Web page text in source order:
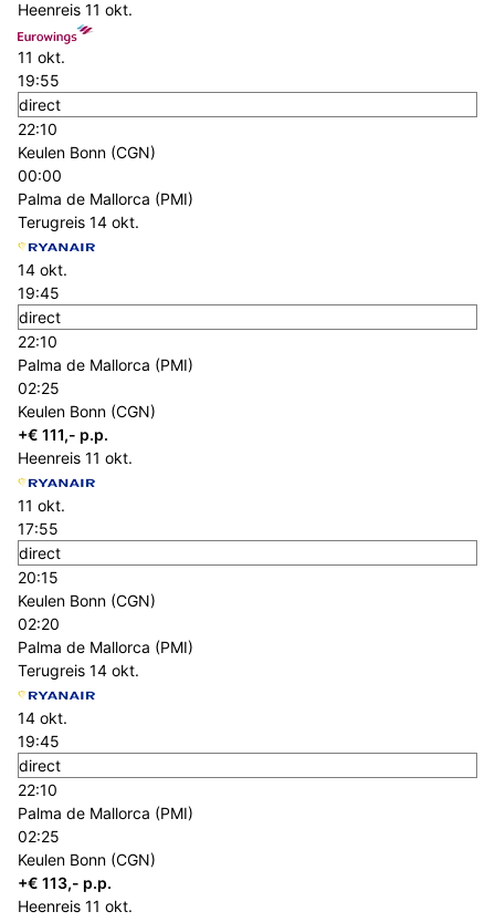
Heenreis 11 okt.
11 okt.
19:55
direct
22:10
Keulen Bonn (CGN)
00:00
Palma de Mallorca (PMI)
Terugreis 14 okt.
14 okt.
19:45
direct
22:10
Palma de Mallorca (PMI)
02:25
Keulen Bonn (CGN)
+€ 111,- p.p.
Heenreis 11 okt.
11 okt.
17:55
direct
20:15
Keulen Bonn (CGN)
02:20
Palma de Mallorca (PMI)
Terugreis 14 okt.
14 okt.
19:45
direct
22:10
Palma de Mallorca (PMI)
02:25
Keulen Bonn (CGN)
+€ 113,- p.p.
Heenreis 11 okt.